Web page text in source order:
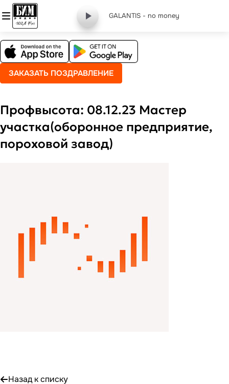
GALANTIS - no money
ЗАКАЗАТЬ ПОЗДРАВЛЕНИЕ
Профвысота: 08.12.23 Мастер
участка(оборонное предприятие,
пороховой завод)
Назад к списку